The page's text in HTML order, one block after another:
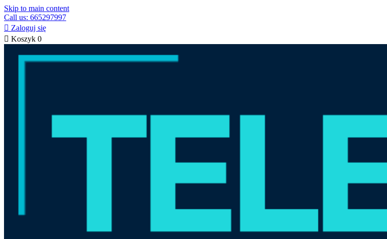
Skip to main content
Call us: 665297997
 Zaloguj się
 Koszyk 0